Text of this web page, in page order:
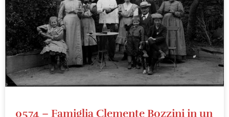
0574 – Famiglia Clemente Bozzini in un